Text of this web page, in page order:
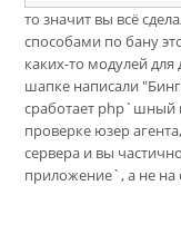
то значит вы всё
способами по бану
каких-то модулей
шапке написали
сработает php`шный
проверке юзер
сервера и вы
приложение`, а не на